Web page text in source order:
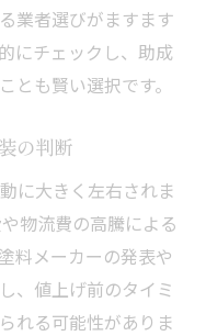
業者選びがますます
にチェックし、助成
とも賢い選択です。
の判断
に大きく左右されま
物流費の高騰による
料メーカーの発表や
、値上げ前のタイミ
れる可能性がありま